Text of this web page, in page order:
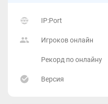
IP:Port
Игроков онлайн
Рекорд по онлайну
Версия